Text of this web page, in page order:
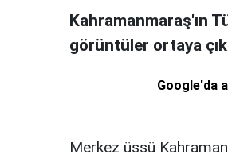
Kahramanmaraş'ın
görüntüler ortaya
Google'da
Merkez üssü